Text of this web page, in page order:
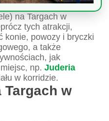
na Targach w
tych atrakcji,
konie, powozy i bryczki
a także
jak
np. Juderia
w korridzie.
Targach w